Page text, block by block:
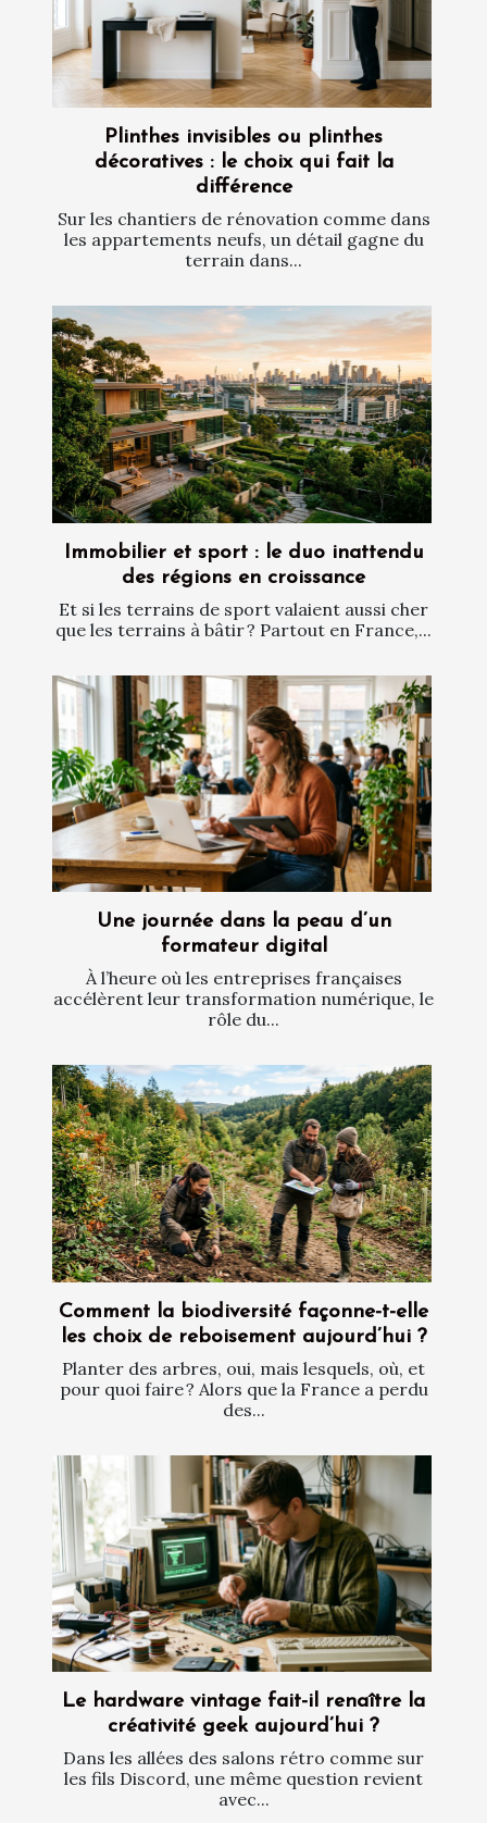
Plinthes invisibles ou plinthes
décoratives : le choix qui fait la
différence
Sur les chantiers de rénovation comme dans
les appartements neufs, un détail gagne du
terrain dans...
Immobilier et sport : le duo inattendu
des régions en croissance
Et si les terrains de sport valaient aussi cher
que les terrains à bâtir ? Partout en France,...
Une journée dans la peau d’un
formateur digital
À l’heure où les entreprises françaises
accélèrent leur transformation numérique, le
rôle du...
Comment la biodiversité façonne-t-elle
les choix de reboisement aujourd’hui ?
Planter des arbres, oui, mais lesquels, où, et
pour quoi faire ? Alors que la France a perdu
des...
Le hardware vintage fait-il renaître la
créativité geek aujourd’hui ?
Dans les allées des salons rétro comme sur
les fils Discord, une même question revient
avec...